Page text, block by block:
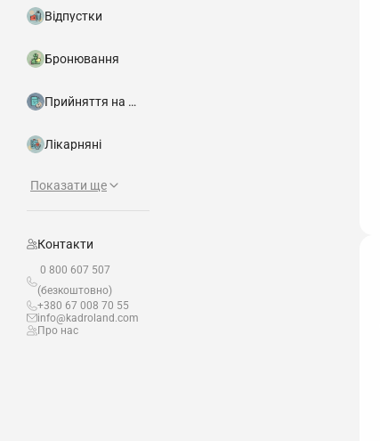
Відпустки
Бронювання
Прийняття на роботу
Лікарняні
Показати ще
Контакти
0 800 607 507
(безкоштовно)
+380 67 008 70 55
info@kadroland.com
Про нас